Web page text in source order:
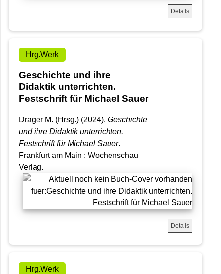
Details
Hrg.Werk
Geschichte und ihre
Didaktik unterrichten.
Festschrift für Michael Sauer
Dräger M. (Hrsg.) (2024). Geschichte
und ihre Didaktik unterrichten.
Festschrift für Michael Sauer.
Frankfurt am Main : Wochenschau
Verlag.
Details
Hrg.Werk